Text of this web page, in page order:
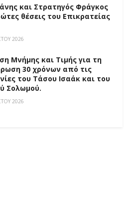
και Στρατηγός Φράγκος
θέσεις του Επικρατείας
2026
Μνήμης και Τιμής για τη
30 χρόνων από τις
του Τάσου Ισαάκ και του
Σολωμού.
2026